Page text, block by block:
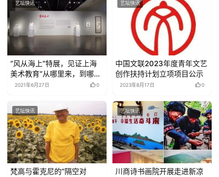
艺坛快讯
“风从海上”特展，见证上海
美术教育“从哪里来，到哪里
去”
2021年6月27日 0
艺坛快讯
中国文联2023年度青年文艺
创作扶持计划立项项目公示
2023年8月17日 0
艺坛快讯
梵高与霍克尼的“隔空对
艺坛快讯
川商诗书画院开展走进新凉